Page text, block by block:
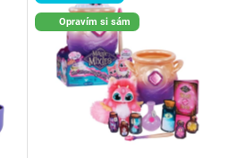
Opravím si sám